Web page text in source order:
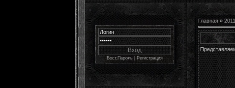
Вост.Пароль Регистрация
Главная » 2011